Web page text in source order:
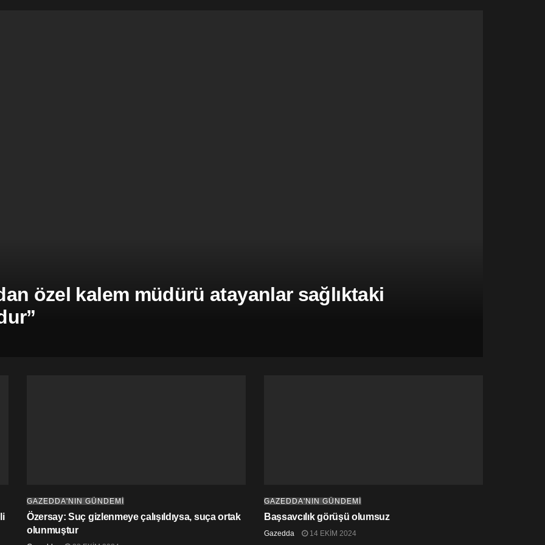
özel kalem müdürü atayanlar sağlıktaki
GAZEDDA'NIN GÜNDEMİ
Özersay: Suç gizlenmeye çalışıldıysa, suça ortak
olunmuştur
GAZEDDA'NIN GÜNDEMİ
Başsavcılık görüşü olumsuz
Gazedda 14 EKIM 2024